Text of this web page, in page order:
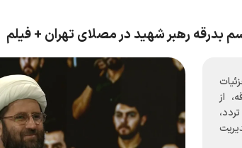
بدرقه رهبر شهید در مصلای تهران + فیلم
از